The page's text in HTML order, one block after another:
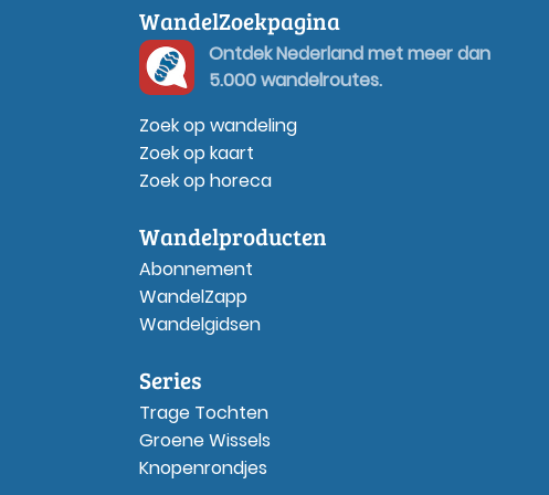
WandelZoekpagina
Ontdek Nederland met meer dan
5.000 wandelroutes.
Zoek op wandeling
Zoek op kaart
Zoek op horeca
Wandelproducten
Abonnement
WandelZapp
Wandelgidsen
Series
Trage Tochten
Groene Wissels
Knopenrondjes